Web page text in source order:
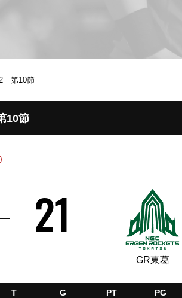
2 第10節
10節
21
GR東葛
T G PT PG